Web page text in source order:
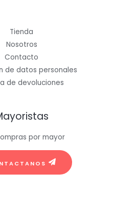
Tienda
Nosotros
Contacto
de datos personales
de devoluciones
por mayor